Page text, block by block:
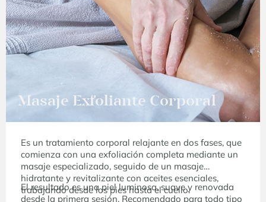
Masaje Exfoliante Corporal
Es un tratamiento corporal relajante en dos fases, que
comienza con una exfoliación completa mediante un
masaje especializado, seguido de un masaje
hidratante y revitalizante con aceites esenciales,
trabajando desde los pies hasta el cuello.
El resultado es una piel luminosa, suave y renovada
desde la primera sesión. Recomendado para todo tipo